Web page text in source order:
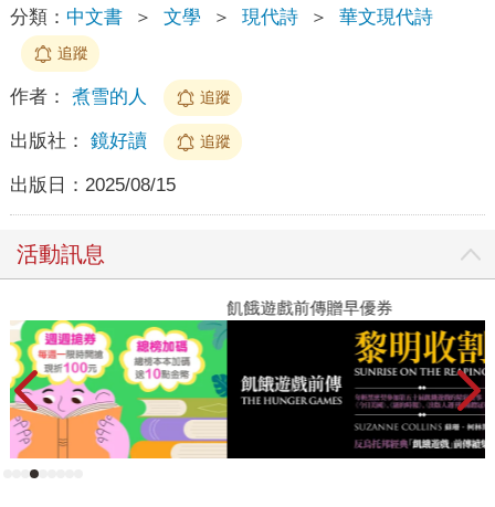
分類： 中文書 ＞ 文學 ＞ 現代詩 ＞ 華文現代詩
追蹤
作者： 煮雪的人 追蹤
出版社： 鏡好讀 追蹤
出版日： 2025/08/15
活動訊息